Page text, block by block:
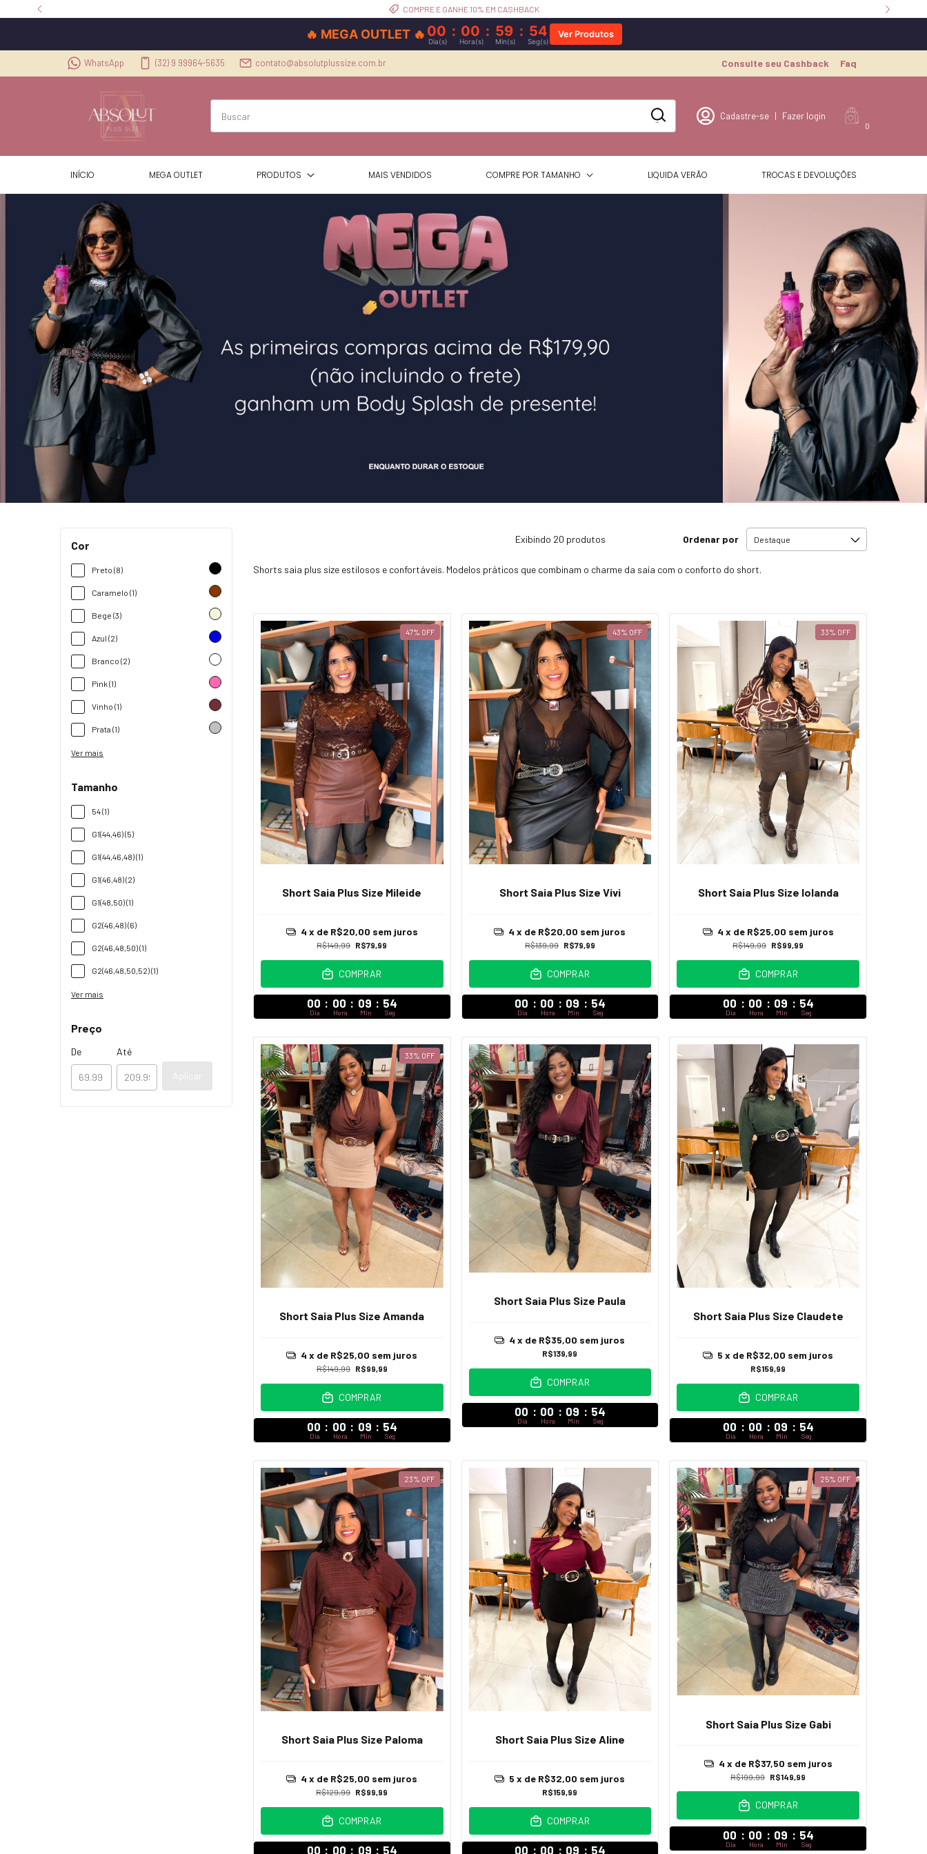
1 TROCA GRÁTIS
🔥 MEGA OUTLET 🔥 00 : 00 : 59 : 52
Dia(s) Hora(s) Min(s) Seg(s)
Ver Produtos
WhatsApp (32) 9 99964-5635 contato@absolutplussize.com.br Consulte seu Cashback Faq
Cadastre-se | Fazer login
0
INÍCIO MEGA OUTLET PRODUTOS MAIS VENDIDOS COMPRE POR TAMANHO LIQUIDA VERÃO TROCAS E DEVOLUÇÕES
Cor
Preto (8)
Caramelo (1)
Bege (3)
Azul (2)
Branco (2)
Pink (1)
Vinho (1)
Prata (1)
Ver mais
Tamanho
54 (1)
G1(44,46) (5)
G1(44,46,48) (1)
G1(46,48) (2)
G1(48,50) (1)
G2(46,48) (6)
G2(46,48,50) (1)
G2(46,48,50,52) (1)
Ver mais
Preço
De Até
Aplicar
Exibindo 20 produtos Ordenar por
Shorts saia plus size estilosos e confortáveis. Modelos práticos que combinam o charme da saia com o conforto do short.
47% OFF
Short Saia Plus Size Mileide
R$149,99 R$79,99
4 x de R$20,00 sem juros
COMPRAR
00 : 00 : 09 : 52
Dia Hora Min Seg
43% OFF
Short Saia Plus Size Vivi
R$139,99 R$79,99
4 x de R$20,00 sem juros
COMPRAR
00 : 00 : 09 : 52
Dia Hora Min Seg
33% OFF
Short Saia Plus Size Iolanda
R$149,99 R$99,99
4 x de R$25,00 sem juros
COMPRAR
00 : 00 : 09 : 52
Dia Hora Min Seg
33% OFF
Short Saia Plus Size Amanda
R$149,99 R$99,99
4 x de R$25,00 sem juros
COMPRAR
00 : 00 : 09 : 52
Dia Hora Min Seg
Short Saia Plus Size Paula
R$139,99
4 x de R$35,00 sem juros
COMPRAR
00 : 00 : 09 : 52
Dia Hora Min Seg
Short Saia Plus Size Claudete
R$159,99
5 x de R$32,00 sem juros
COMPRAR
00 : 00 : 09 : 52
Dia Hora Min Seg
23% OFF
Short Saia Plus Size Paloma
R$129,99 R$99,99
4 x de R$25,00 sem juros
COMPRAR
00 : 00 : 09 : 52
Short Saia Plus Size Aline
R$159,99
5 x de R$32,00 sem juros
COMPRAR
00 : 00 : 09 : 52
25% OFF
Short Saia Plus Size Gabi
R$199,99 R$149,99
4 x de R$37,50 sem juros
COMPRAR
00 : 00 : 09 : 52
Dia Hora Min Seg